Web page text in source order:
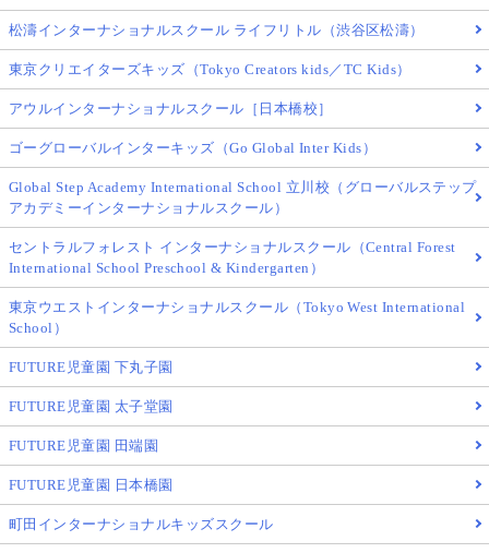
松濤インターナショナルスクール ライフリトル（渋谷区松濤）
東京クリエイターズキッズ（Tokyo Creators kids／TC Kids）
アウルインターナショナルスクール［日本橋校］
ゴーグローバルインターキッズ（Go Global Inter Kids）
Global Step Academy International School 立川校（グローバルステップ
アカデミーインターナショナルスクール）
セントラルフォレスト インターナショナルスクール（Central Forest
International School Preschool & Kindergarten）
東京ウエストインターナショナルスクール（Tokyo West International
School）
FUTURE児童園 下丸子園
FUTURE児童園 太子堂園
FUTURE児童園 田端園
FUTURE児童園 日本橋園
町田インターナショナルキッズスクール